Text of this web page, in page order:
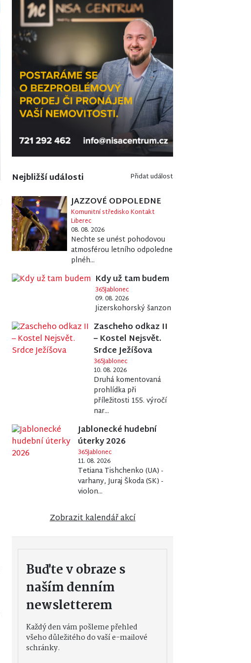
Nejbližší události Přidat událost
JAZZOVÉ ODPOLEDNE
Komunitní středisko Kontakt
Liberec
08. 08. 2026
Nechte se unést pohodovou
atmosférou letního odpoledne
plnéh...
Kdy už tam budem
365Jablonec
09. 08. 2026
Jizerskohorský šanzon
Zascheho odkaz II
– Kostel Nejsvět.
Srdce Ježíšova
365Jablonec
10. 08. 2026
Druhá komentovaná
prohlídka při
příležitosti 155. výročí
nar...
Jablonecké hudební
úterky 2026
365Jablonec
11. 08. 2026
Tetiana Tishchenko (UA) -
varhany, Juraj Škoda (SK) -
violon...
Zobrazit kalendář akcí
Buďte v obraze s
naším denním
newsletterem
Každý den vám pošleme přehled
všeho důležitého do vaší e-mailové
schránky.